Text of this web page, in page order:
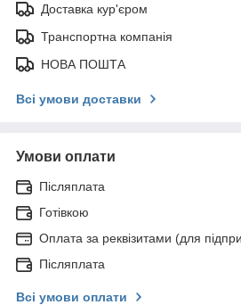
Доставка кур'єром
Транспортна компанія
НОВА ПОШТА
Всі умови доставки
Умови оплати
Післяплата
Готівкою
Оплата за реквізитами (для
Післяплата
Всі умови оплати